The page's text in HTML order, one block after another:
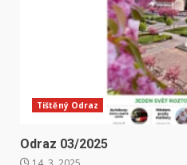
Tištěný Odraz
Odraz 03/2025